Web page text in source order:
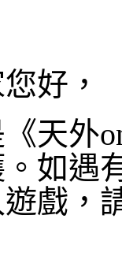
好，
天外
如遇
戲，